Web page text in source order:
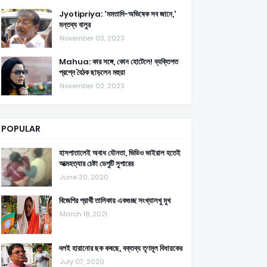
Jyotipriya: 'মমতাদি-অভিষেক সব জানে,'
মন্তব্য বালুর
November 03, 2023
Mahua: কার সঙ্গে, কোন হোটেলে! ব্যক্তিগত
প্রশ্নে বৈঠক ছাড়লেন মহুয়া
November 02, 2023
POPULAR
হাসপাতালেই অবাধ যৌনতা, ভিডিও ভাইরাল হতেই
আত্মহত্যার চেষ্টা ডেপুটি সুপারের
June 30, 2020
বিজেপির প্রার্থী তালিকায় একগুচ্ছ সংখ্যালখু মুখ
March 18, 2021
দলই হারানোর ছক কষছে, বক্তব্য তৃণমূল বিধায়কের
July 07, 2020